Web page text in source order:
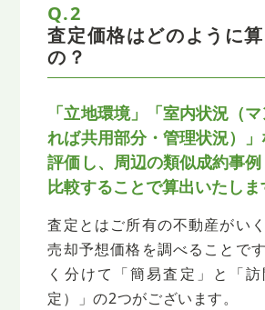
Q.2
査定価格はどのように
の？
「立地環境」「室内状況（
れば共用部分・管理状況）
評価し、 周辺の類似成約事
比較することで算出いたしま
査定とはご所有の不動産がい
売却予想価格を調べることで
く分けて「簡易査定」と「
定）」の2つがございます。